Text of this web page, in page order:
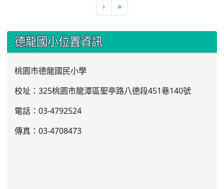
›
»
::: 德龍國小位置資訊
桃園市德龍國民小學
校址：325桃園市龍潭區聖亭路八德段451巷140號
電話：03-4792524
傳真：03-4708473